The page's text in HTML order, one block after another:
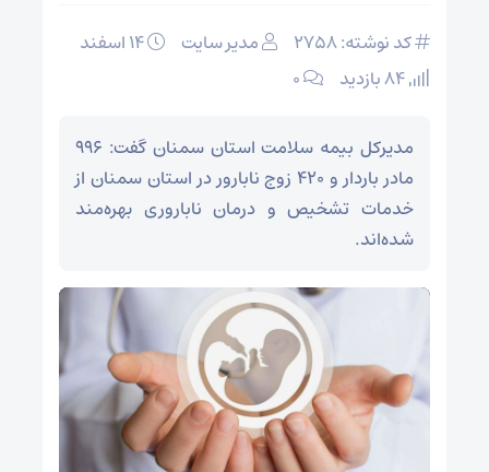
کد نوشته: 2758 مدیر سایت
۰
مدیرکل بیمه سلامت استان سمنان گفت: ۹۹۶
مادر باردار و ۴۲۰ زوج نابارور در استان سمنان از
خدمات تشخیص و درمان ناباروری بهره‌مند
شده‌اند.